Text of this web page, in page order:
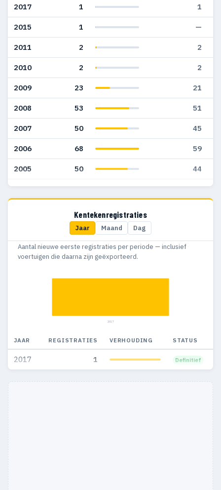
2017 1 1
2015 1 —
2011 2 2
2010 2 2
2009 23 21
2008 53 51
2007 50 45
2006 68 59
2005 50 44
2004 1 1
Kentekenregistraties
Jaar Maand Dag
Aantal nieuwe eerste registraties per periode — inclusief
voertuigen die daarna zijn geëxporteerd.
2017
JAAR REGISTRATIES VERHOUDING STATUS
2017 1 Definitief